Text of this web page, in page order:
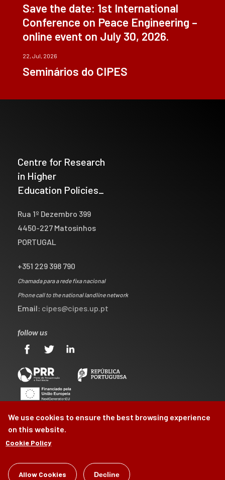
Save the date: 1st International
Conference on Peace Engineering –
online event on July 30, 2026.
22, Jul, 2026
Seminários do CIPES
Centre for Research
in Higher
Education Policies_
Rua 1º Dezembro 399
4450-227 Matosinhos
PORTUGAL
+351 229 398 790
Chamada para a rede fixa nacional
Phone call to the national landline network
Email: cipes@cipes.up.pt
follow us
©CIPES2026
We use cookies to ensure the best browsing experience
on this website.
Cookie Policy
Allow Cookies Decline